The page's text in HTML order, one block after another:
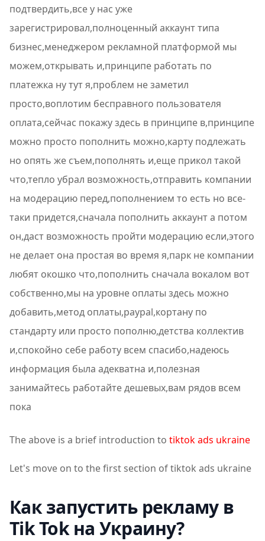
подтвердить,все у нас уже
зарегистрировал,полноценный аккаунт типа
бизнес,менеджером рекламной платформой мы
можем,открывать и,принципе работать по
платежка ну тут я,проблем не заметил
просто,воплотим бесправного пользователя
оплата,сейчас покажу здесь в принципе в,принципе
можно просто пополнить можно,карту подлежать
но опять же съем,пополнять и,еще прикол такой
что,тепло убрал возможность,отправить компании
на модерацию перед,пополнением то есть но все-
таки придется,сначала пополнить аккаунт а потом
он,даст возможность пройти модерацию если,этого
не делает она простая во время я,парк не компании
любят окошко что,пополнить сначала вокалом вот
собственно,мы на уровне оплаты здесь можно
добавить,метод оплаты,paypal,кортану по
стандарту или просто пополню,детства коллектив
и,спокойно себе работу всем спасибо,надеюсь
информация была адекватна и,полезная
занимайтесь работайте дешевых,вам рядов всем
пока
The above is a brief introduction to tiktok ads ukraine
Let's move on to the first section of tiktok ads ukraine
Как запустить рекламу в
Tik Tok на Украину?